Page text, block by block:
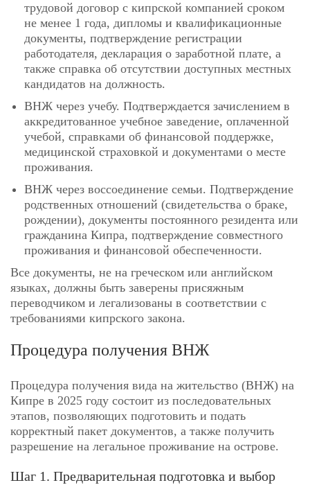
трудовой договор с кипрской компанией сроком
не менее 1 года, дипломы и квалификационные
документы, подтверждение регистрации
работодателя, декларация о заработной плате, а
также справка об отсутствии доступных местных
кандидатов на должность.
ВНЖ через учебу. Подтверждается зачислением в
аккредитованное учебное заведение, оплаченной
учебой, справками об финансовой поддержке,
медицинской страховкой и документами о месте
проживания.
ВНЖ через воссоединение семьи. Подтверждение
родственных отношений (свидетельства о браке,
рождении), документы постоянного резидента или
гражданина Кипра, подтверждение совместного
проживания и финансовой обеспеченности.
Все документы, не на греческом или английском
языках, должны быть заверены присяжным
переводчиком и легализованы в соответствии с
требованиями кипрского закона.
Процедура получения ВНЖ
Процедура получения вида на жительство (ВНЖ) на
Кипре в 2025 году состоит из последовательных
этапов, позволяющих подготовить и подать
корректный пакет документов, а также получить
разрешение на легальное проживание на острове.
Шаг 1. Предварительная подготовка и выбор